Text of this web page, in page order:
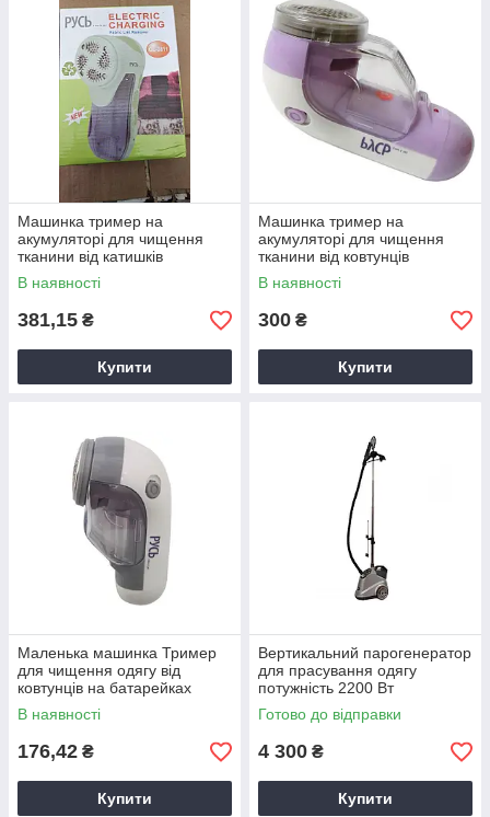
Машинка тример на
акумуляторі для чищення
тканини від катишків
В наявності
381,15 ₴
Купити
Машинка тример на
акумуляторі для чищення
тканини від ковтунців
В наявності
300 ₴
Купити
Маленька машинка Тример
для чищення одягу від
ковтунців на батарейках
В наявності
176,42 ₴
Купити
Вертикальний парогенератор
для прасування одягу
потужність 2200 Вт
Готово до відправки
4 300 ₴
Купити